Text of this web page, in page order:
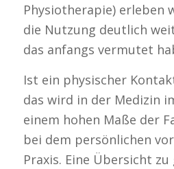
Physiotherapie) erleben
die Nutzung deutlich
das anfangs vermutet
Ist ein physischer
das wird in der Medizin
einem hohen Maße der
bei dem persönlichen
Praxis. Eine Übersicht